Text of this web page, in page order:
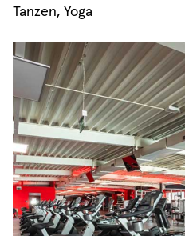
Tanzen, Yoga